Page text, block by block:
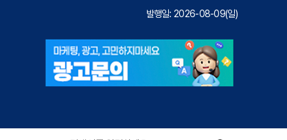
발행일: 2026-08-09(일)